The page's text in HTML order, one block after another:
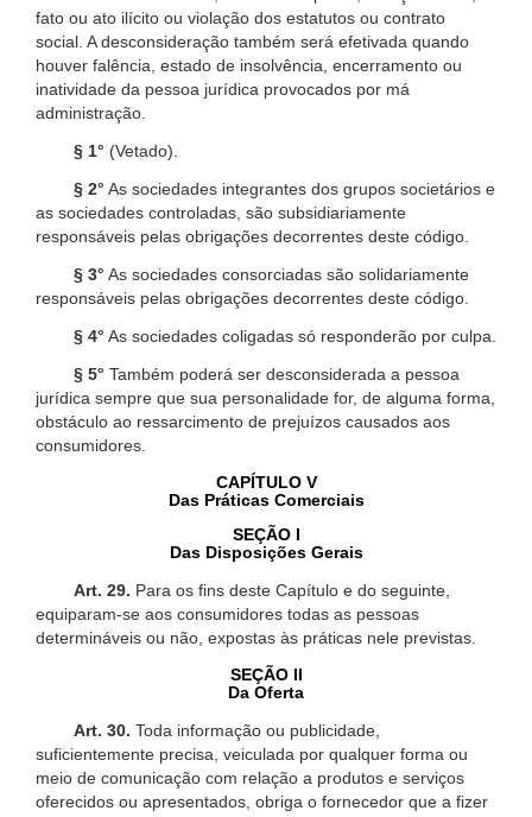
fato ou ato ilícito ou violação dos estatutos ou contrato
social. A desconsideração também será efetivada quando
houver falência, estado de insolvência, encerramento ou
inatividade da pessoa jurídica provocados por má
administração.
§ 1° (Vetado).
§ 2° As sociedades integrantes dos grupos societários e
as sociedades controladas, são subsidiariamente
responsáveis pelas obrigações decorrentes deste código.
§ 3° As sociedades consorciadas são solidariamente
responsáveis pelas obrigações decorrentes deste código.
§ 4° As sociedades coligadas só responderão por culpa.
§ 5° Também poderá ser desconsiderada a pessoa
jurídica sempre que sua personalidade for, de alguma forma,
obstáculo ao ressarcimento de prejuízos causados aos
consumidores.
CAPÍTULO V
Das Práticas Comerciais
SEÇÃO I
Das Disposições Gerais
Art. 29. Para os fins deste Capítulo e do seguinte,
equiparam-se aos consumidores todas as pessoas
determináveis ou não, expostas às práticas nele previstas.
SEÇÃO II
Da Oferta
Art. 30. Toda informação ou publicidade,
suficientemente precisa, veiculada por qualquer forma ou
meio de comunicação com relação a produtos e serviços
oferecidos ou apresentados, obriga o fornecedor que a fizer